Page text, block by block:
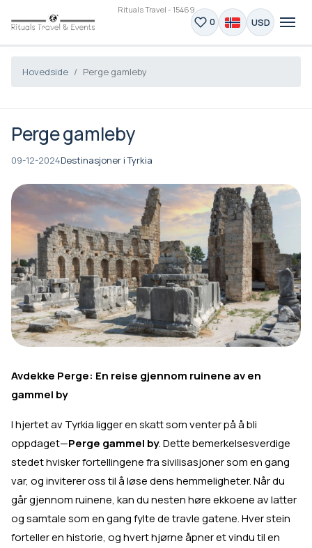
Rituals Travel - 15469
0 USD
Hovedside Perge gamleby
Perge gamleby
09-12-2024Destinasjoner i Tyrkia
Avdekke Perge: En reise gjennom ruinene av en
gammel by
I hjertet av Tyrkia ligger en skatt som venter på å bli
oppdaget—Perge gammel by. Dette bemerkelsesverdige
stedet hvisker fortellingene fra sivilisasjoner som en gang
var, og inviterer oss til å løse dens hemmeligheter. Når du
går gjennom ruinene, kan du nesten høre ekkoene av latter
og samtale som en gang fylte de travle gatene. Hver stein
forteller en historie, og hvert hjørne åpner et vindu til en